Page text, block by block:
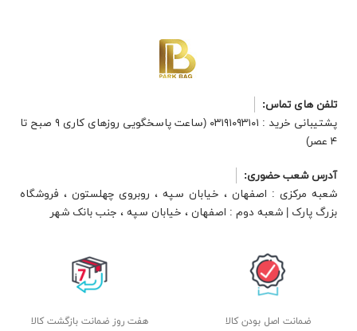
تلفن های تماس:
پشتیبانی خرید : ۰۳۱۹۱۰۹۳۱۰۱ (ساعت پاسخگویی روزهای کاری ۹ صبح تا
۴ عصر)
آدرس شعب حضوری:
شعبه مرکزی : اصفهان ، خیابان سپه ، روبروی چهلستون ، فروشگاه
بزرگ پارک | شعبه دوم : اصفهان ، خیابان سپه ، جنب بانک شهر
ضمانت اصل بودن کالا هفت روز ضمانت بازگشت کالا